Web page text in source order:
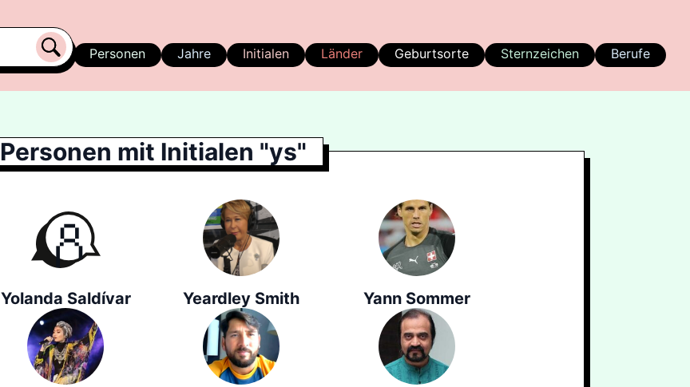
Personen Jahre Initialen Länder Geburtsorte Sternzeichen Berufe
Personen mit Initialen "ys"
Yolanda Saldívar Yeardley Smith Yann Sommer